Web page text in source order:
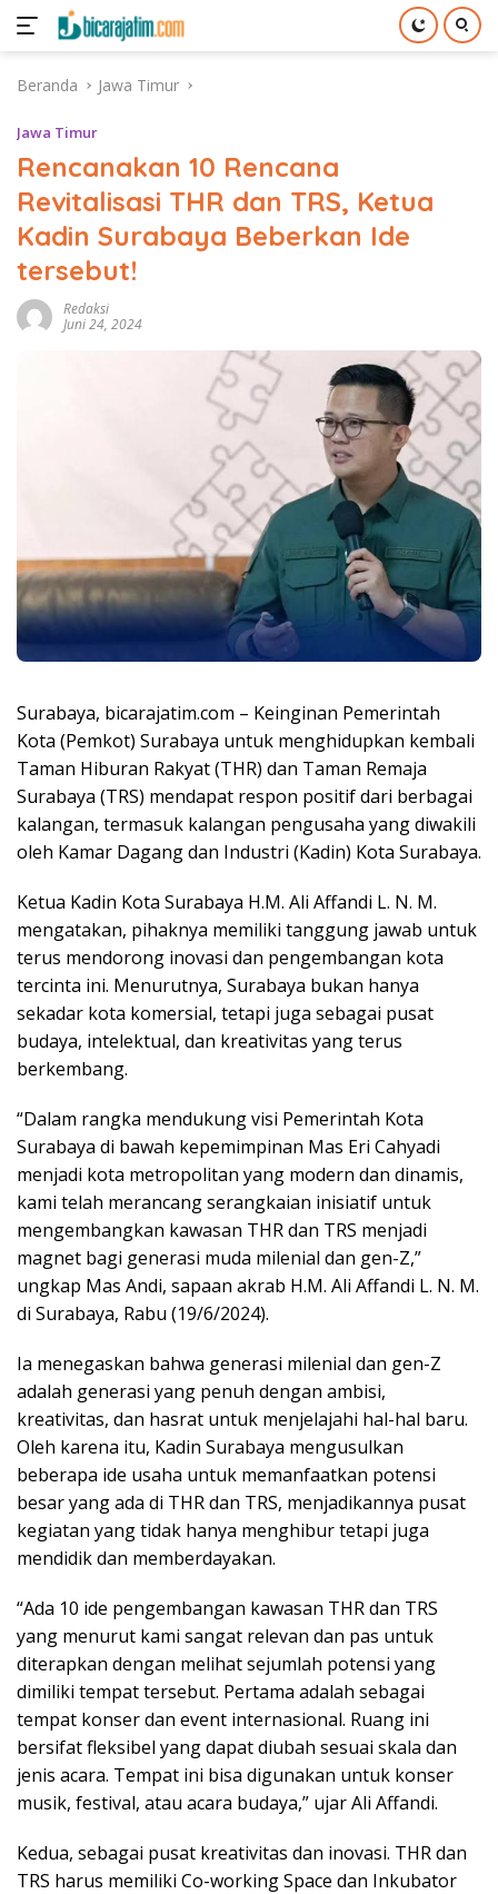
Beranda Jawa Timur
Jawa Timur
Rencanakan 10 Rencana
Revitalisasi THR dan TRS, Ketua
Kadin Surabaya Beberkan Ide
tersebut!
Redaksi
Juni 24, 2024
Surabaya, bicarajatim.com – Keinginan Pemerintah
Kota (Pemkot) Surabaya untuk menghidupkan kembali
Taman Hiburan Rakyat (THR) dan Taman Remaja
Surabaya (TRS) mendapat respon positif dari berbagai
kalangan, termasuk kalangan pengusaha yang diwakili
oleh Kamar Dagang dan Industri (Kadin) Kota Surabaya.
Ketua Kadin Kota Surabaya H.M. Ali Affandi L. N. M.
mengatakan, pihaknya memiliki tanggung jawab untuk
terus mendorong inovasi dan pengembangan kota
tercinta ini. Menurutnya, Surabaya bukan hanya
sekadar kota komersial, tetapi juga sebagai pusat
budaya, intelektual, dan kreativitas yang terus
berkembang.
“Dalam rangka mendukung visi Pemerintah Kota
Surabaya di bawah kepemimpinan Mas Eri Cahyadi
menjadi kota metropolitan yang modern dan dinamis,
kami telah merancang serangkaian inisiatif untuk
mengembangkan kawasan THR dan TRS menjadi
magnet bagi generasi muda milenial dan gen-Z,”
ungkap Mas Andi, sapaan akrab H.M. Ali Affandi L. N. M.
di Surabaya, Rabu (19/6/2024).
Ia menegaskan bahwa generasi milenial dan gen-Z
adalah generasi yang penuh dengan ambisi,
kreativitas, dan hasrat untuk menjelajahi hal-hal baru.
Oleh karena itu, Kadin Surabaya mengusulkan
beberapa ide usaha untuk memanfaatkan potensi
besar yang ada di THR dan TRS, menjadikannya pusat
kegiatan yang tidak hanya menghibur tetapi juga
mendidik dan memberdayakan.
“Ada 10 ide pengembangan kawasan THR dan TRS
yang menurut kami sangat relevan dan pas untuk
diterapkan dengan melihat sejumlah potensi yang
dimiliki tempat tersebut. Pertama adalah sebagai
tempat konser dan event internasional. Ruang ini
bersifat fleksibel yang dapat diubah sesuai skala dan
jenis acara. Tempat ini bisa digunakan untuk konser
musik, festival, atau acara budaya,” ujar Ali Affandi.
Kedua, sebagai pusat kreativitas dan inovasi. THR dan
TRS harus memiliki Co-working Space dan Inkubator